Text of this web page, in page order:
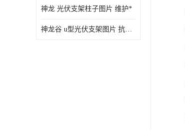
神龙 光伏支架柱子图片 维护*
神龙谷 u型光伏支架图片 抗紫外线